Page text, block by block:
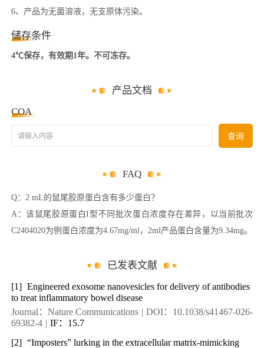
6、产品为无菌溶液，无支原体污染。
储存条件
4℃保存，有效期1年。不可冻存。
产品文档
COA
请输入内容 查询
FAQ
Q：2 mL的鼠尾胶原蛋白含有多少蛋白？
A：该鼠尾胶原蛋白I型不同批次蛋白浓度存在差异，以当前批次
C2404020为例蛋白浓度为4.67mg/ml，2ml产品蛋白含量为9.34mg。
已发表文献
[1] Engineered exosome nanovesicles for delivery of antibodies
to treat inflammatory bowel disease
Journal：Nature Communications | DOI：10.1038/s41467-026-
69382-4 | IF：15.7
[2] “Imposters” lurking in the extracellular matrix-mimicking